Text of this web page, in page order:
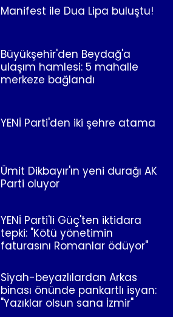
Manifest ile Dua Lipa buluştu!
Büyükşehir'den Beydağ'a
ulaşım hamlesi: 5 mahalle
merkeze bağlandı
YENİ Parti'den iki şehre atama
Ümit Dikbayır'ın yeni durağı AK
Parti oluyor
YENİ Parti'li Güç'ten iktidara
tepki: "Kötü yönetimin
faturasını Romanlar ödüyor"
Siyah-beyazlılardan Arkas
binası önünde pankartlı isyan:
"Yazıklar olsun sana İzmir"